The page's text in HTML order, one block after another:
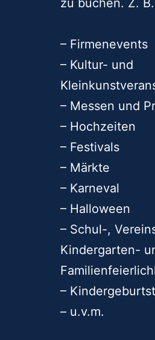
zu buchen. Z.
– Firmenevents
– Kultur- und
– Messen und
– Hochzeiten
– Festivals
– Märkte
– Karneval
– Halloween
– Schul-,
Kindergarten-
–
– u.v.m.